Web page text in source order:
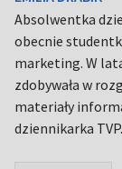
Absolwentka
obecnie
marketing. W
zdobywała w
materiały
dziennikarka